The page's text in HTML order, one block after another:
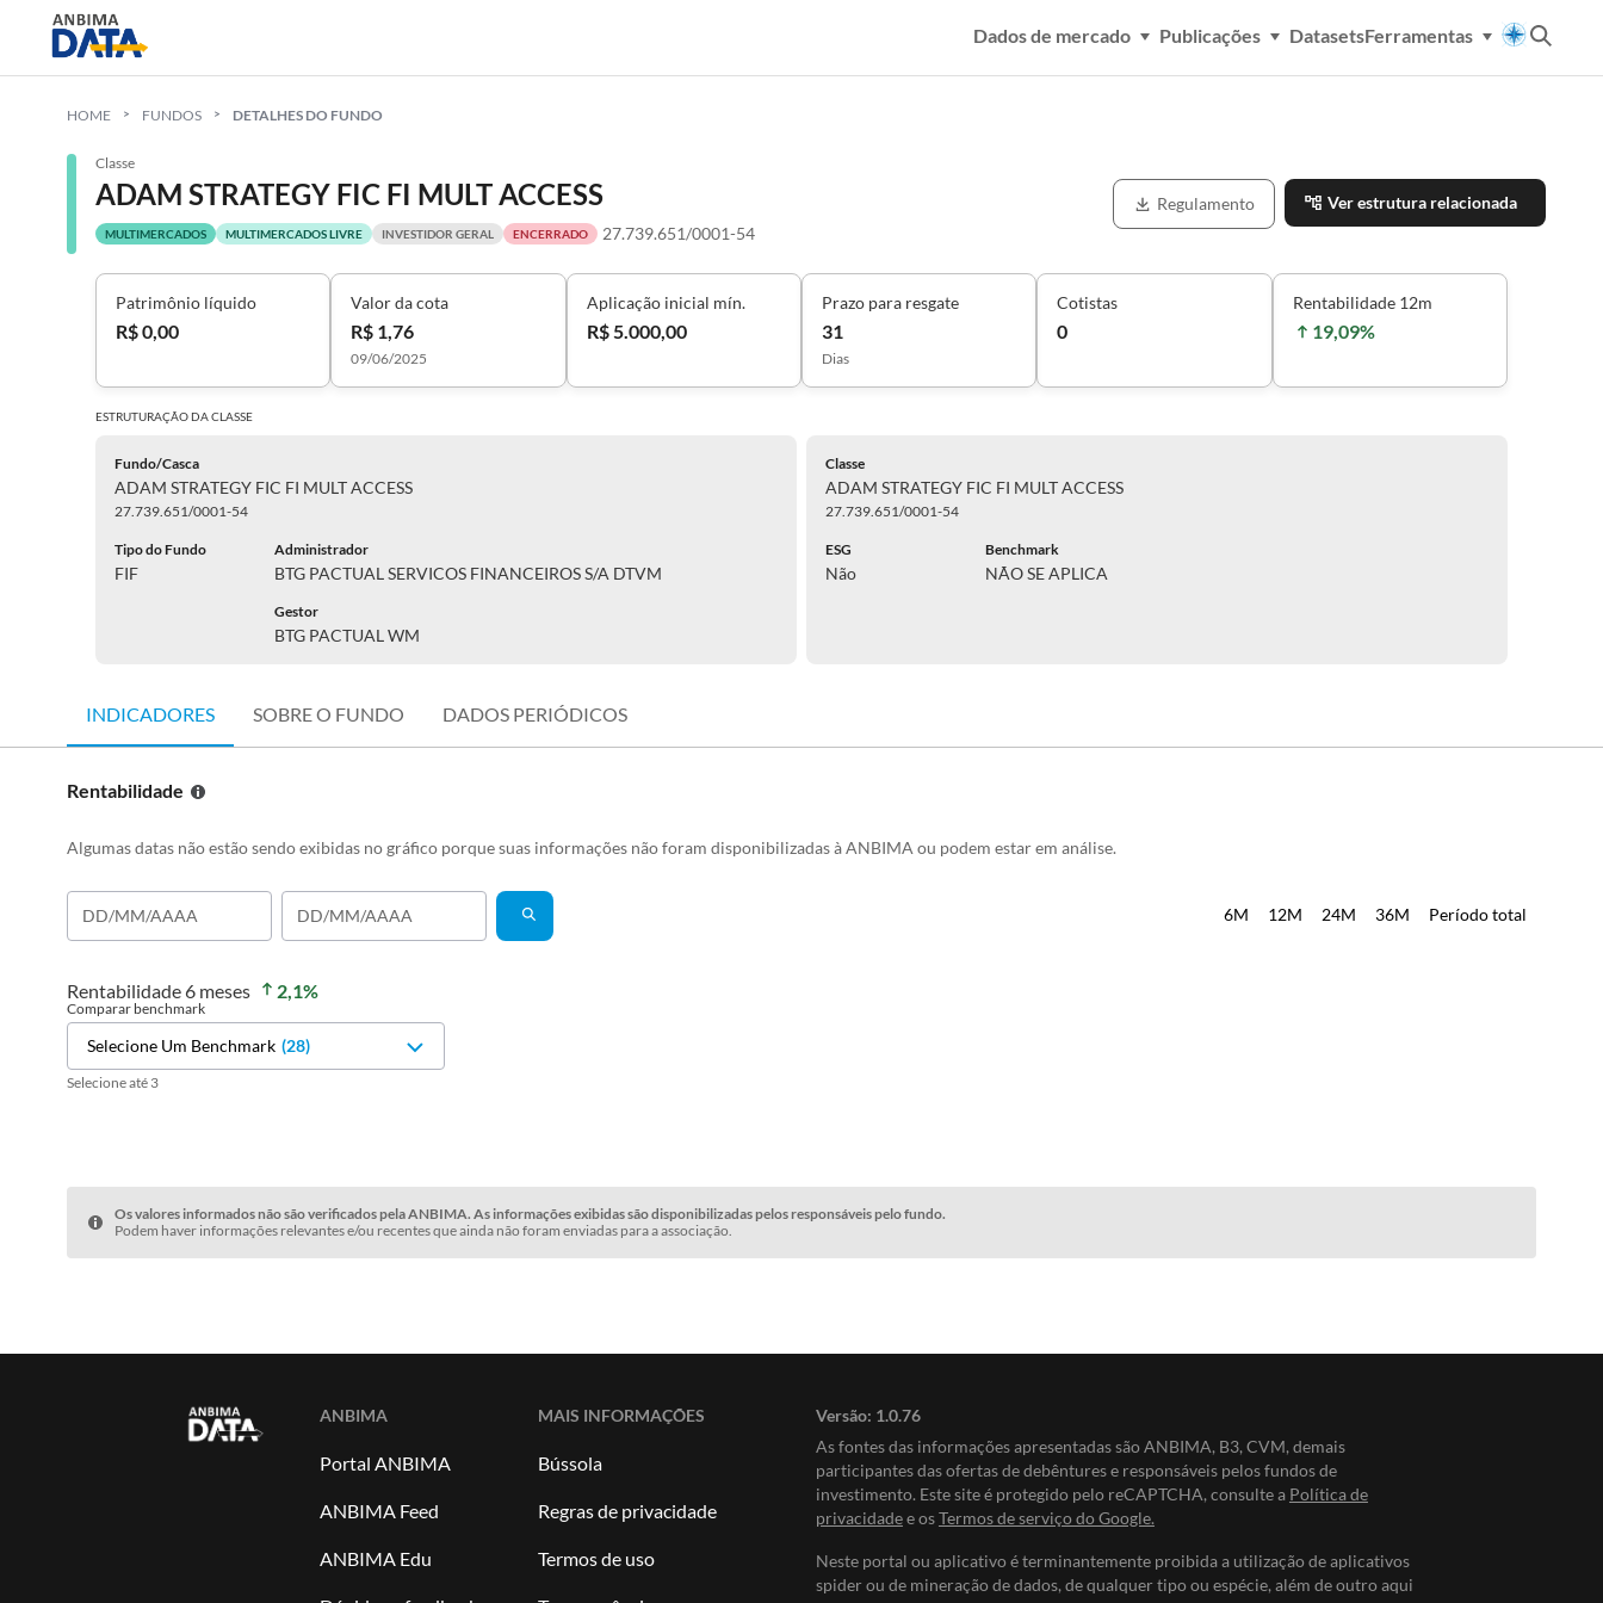
Dados de mercado Publicações DatasetsFerramentas
HOME FUNDOS DETALHES DO FUNDO
Classe
ADAM STRATEGY FIC FI MULT ACCESS
MULTIMERCADOS MULTIMERCADOS LIVRE INVESTIDOR GERAL ENCERRADO 27.739.651/0001-54
Regulamento Ver estrutura relacionada
Patrimônio líquido
R$ 0,00
Valor da cota
R$ 1,76
09/06/2025
Aplicação inicial mín.
R$ 5.000,00
Prazo para resgate
31
Dias
Cotistas
0
Rentabilidade 12m
19,09%
ESTRUTURAÇÃO DACLASSE
Fundo/Casca
ADAM STRATEGY FIC FI MULT ACCESS
27.739.651/0001-54
Tipo do Fundo
FIF
Administrador
BTG PACTUAL SERVICOS FINANCEIROS S/A DTVM
Gestor
BTG PACTUAL WM
Classe
ADAM STRATEGY FIC FI MULT ACCESS
27.739.651/0001-54
ESG
Não
Benchmark
NÃO SE APLICA
INDICADORES SOBRE O FUNDO DADOS PERIÓDICOS
Rentabilidade
Algumas datas não estão sendo exibidas no gráfico porque suas informações não foram disponibilizadas à ANBIMA ou podem estar em análise.
6M 12M 24M 36M Período total
Rentabilidade 6 meses 2,1%
Comparar benchmark
Selecione Um Benchmark (28)
Selecione até 3
Os valores informados não são verificados pela ANBIMA. As informações exibidas são disponibilizadas pelos responsáveis pelo fundo.
Podem haver informações relevantes e/ou recentes que ainda não foram enviadas para a associação.
ANBIMA
Portal ANBIMA
ANBIMA Feed
ANBIMA Edu
MAIS INFORMAÇÕES
Bússola
Regras de privacidade
Termos de uso
Versão: 1.0.76
As fontes das informações apresentadas são ANBIMA, B3, CVM, demais
participantes das ofertas de debêntures e responsáveis pelos fundos de
investimento. Este site é protegido pelo reCAPTCHA, consulte a Política de
privacidadee osTermos de serviço do Google.
Neste portal ou aplicativo é terminantemente proibida a utilização de aplicativos
spider ou de mineração de dados, de qualquer tipo ou espécie, além de outro aqui